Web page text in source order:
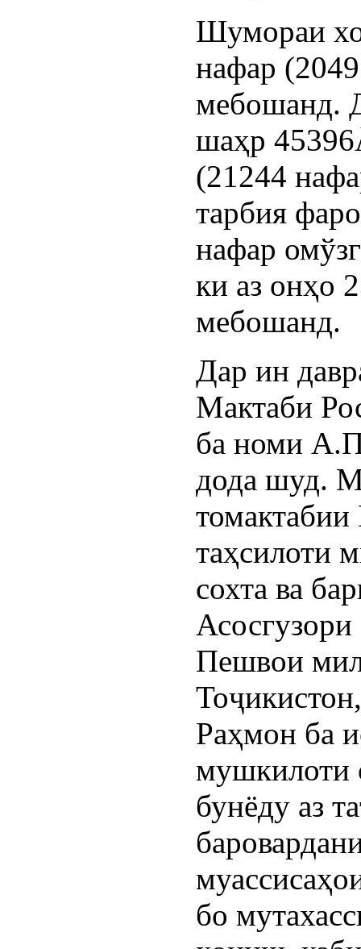
Шумораи
нафар
мебошанд.
шаҳр
(21244
тарбия
нафар
ки аз онҳо
мебошанд.
Дар ин
Мактаби
ба номи
дода шуд.
таҳсилоти
сохта ва
Пешвои
Раҳмон ба
мушкилоти
бунёду аз
бо